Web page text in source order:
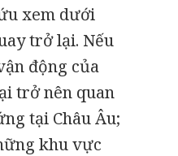
xem dưới
trở lại. Nếu
động của
trở nên quan
tại Châu Âu;
khu vực